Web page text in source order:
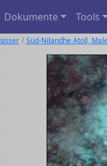
Dokumente Tools
Süd-Nilandhe Atoll,